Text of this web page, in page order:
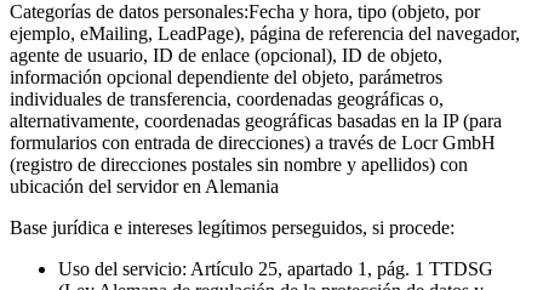
Categorías de datos personales:Fecha y hora, tipo (objeto, por
ejemplo, eMailing, LeadPage), página de referencia del navegador,
agente de usuario, ID de enlace (opcional), ID de objeto,
información opcional dependiente del objeto, parámetros
individuales de transferencia, coordenadas geográficas o,
alternativamente, coordenadas geográficas basadas en la IP (para
formularios con entrada de direcciones) a través de Locr GmbH
(registro de direcciones postales sin nombre y apellidos) con
ubicación del servidor en Alemania
Base jurídica e intereses legítimos perseguidos, si procede:
Uso del servicio: Artículo 25, apartado 1, pág. 1 TTDSG